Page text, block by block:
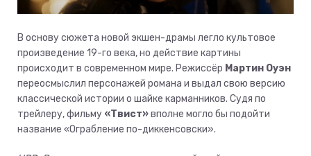
В основу сюжета новой экшен-драмы легло культовое
произведение 19-го века, но действие картины
происходит в современном мире. Режиссёр Мартин Оуэн
переосмыслил персонажей романа и выдал свою версию
классической истории о шайке карманников. Судя по
трейлеру, фильму «Твист»вполне могло бы подойти
название «Ограбление по-диккенсовски».